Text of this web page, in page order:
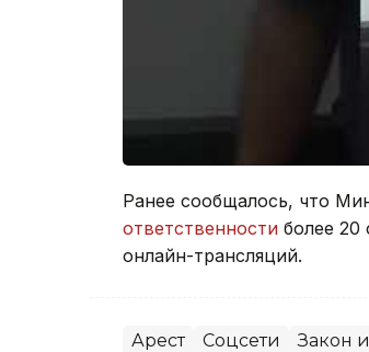
Ранее сообщалось, что
ответственности более 20
онлайн-трансляций.
Арест Соцсети Закон